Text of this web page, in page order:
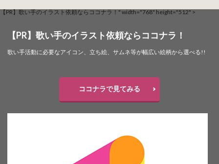
【PR】歌い手のイラスト依頼ならココナラ！" width="768" height="512" >
【PR】歌い手のイラスト依頼ならココナラ！
歌い手活動に必要なアイコン、立ち絵、サムネ等が幅広い絵柄から選べる!!
ココナラで見てみる